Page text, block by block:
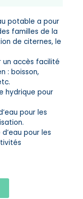
potable a pour
familles de la
de citernes, le
un accès facilité
: boisson,
hydrique pour
pour les
pour les